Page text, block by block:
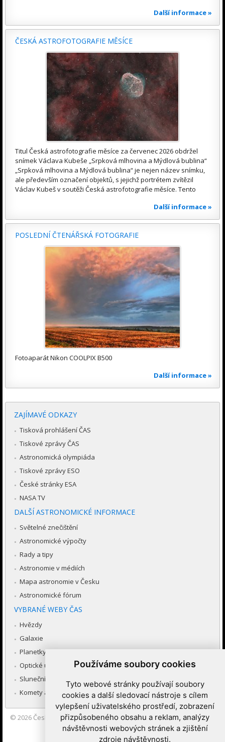
Používáme soubory cookies
Tyto webové stránky používají soubory
cookies a další sledovací nástroje s cílem
vylepšení uživatelského prostředí, zobrazení
přizpůsobeného obsahu a reklam, analýzy
návštěvnosti webových stránek a zjištění
zdroje návštěvnosti.
Další informace »
ČESKÁ ASTROFOTOGRAFIE MĚSÍCE
Titul Česká astrofotografie měsíce za červenec 2026 obdržel
snímek Václava Kubeše „Srpková mlhovina a Mýdlová bublina“
„Srpková mlhovina a Mýdlová bublina“ je nejen název snímku,
ale především označení objektů, s jejichž portrétem zvítězil
Václav Kubeš v soutěži Česká astrofotografie měsíce. Tento
Další informace »
POSLEDNÍ ČTENÁŘSKÁ FOTOGRAFIE
Fotoaparát Nikon COOLPIX B500
Další informace »
ZAJÍMAVÉ ODKAZY
Tisková prohlášení ČAS
Tiskové zprávy ČAS
Astronomická olympiáda
Tiskové zprávy ESO
České stránky ESA
NASA TV
DALŠÍ ASTRONOMICKÉ INFORMACE
Světelné znečištění
Astronomické výpočty
Rady a tipy
Astronomie v médiích
Mapa astronomie v Česku
Astronomické fórum
VYBRANÉ WEBY ČAS
Hvězdy
Galaxie
Planetky
Optické úkazy v atmosféře
Sluneční soustava
Komety a meteory
© 2026 Česká astronomická společnost|Hvězdárna a planetárium
Brno spolupracuje se serverem Astro.cz